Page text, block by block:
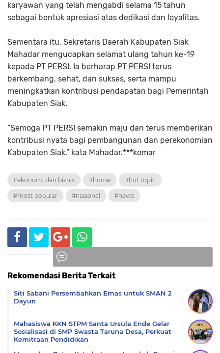
karyawan yang telah mengabdi selama 15 tahun
sebagai bentuk apresiasi atas dedikasi dan loyalitas.
Sementara itu, Sekretaris Daerah Kabupaten Siak
Mahadar mengucapkan selamat ulang tahun ke-19
kepada PT PERSI. Ia berharap PT PERSI terus
berkembang, sehat, dan sukses, serta mampu
meningkatkan kontribusi pendapatan bagi Pemerintah
Kabupaten Siak.
“Semoga PT PERSI semakin maju dan terus memberikan
kontribusi nyata bagi pembangunan dan perekonomian
Kabupaten Siak,” kata Mahadar.***komar
#ekonomi dan bisnis #home #hot topic
#most popular #nasional #news
Rekomendasi Berita Terkait
Siti Sabani Persembahkan Emas untuk SMAN 2
Dayun
Mahasiswa KKN STPM Santa Ursula Ende Gelar
Sosialisasi di SMP Swasta Taruna Desa, Perkuat
Kemitraan Pendidikan